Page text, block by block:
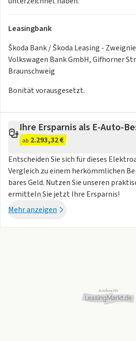
* Manuelle Gepäckraumklappe
* Manuelle Kindersicherung der
* Manuelle Leuchtweitenregulierung
* Maximale DC-Ladeleistung
* Mittelarmlehne vorn inklusive
* Onboard Ladegerät (11 kW)
, Heck- und Seitenaufprallerkennung
* Radschrauben Standard
* Regensensor
* Reifendrucküberwachung
* Rückfahrkamera
* Rücksitzlehne geteilt umlegbar
* Scheiben seitlich und hinten in
* Spurwechsel- und Ausparkassistent
Leasingbank
Škoda Bank / Škoda Leasing -
Volkswagen Bank GmbH, Gifhorner
Braunschweig
Bonität vorausgesetzt.
Ihre Ersparnis als E-Auto-
ab 2.293,32 €
Entscheiden Sie sich für dieses
Vergleich zu einem herkömmlichen
bares Geld. Nutzen Sie unseren
ermitteln Sie jetzt Ihre Ersparnis!
Mehr anzeigen